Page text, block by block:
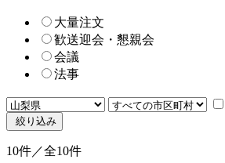
大量注文
歓送迎会・懇親会
会議
法事
絞り込み
10件／全10件